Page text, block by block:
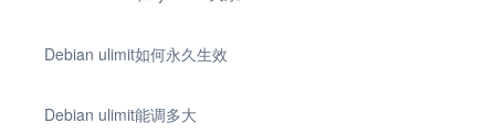
Debian ulimit如何永久生效
Debian ulimit能调多大